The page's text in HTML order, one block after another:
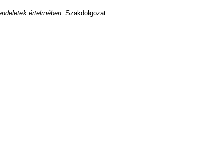
értelmében. Szakdolgozat